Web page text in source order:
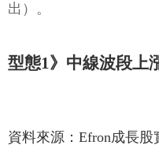
出）。
型態1》中線波段上
資料來源：Efron成長股